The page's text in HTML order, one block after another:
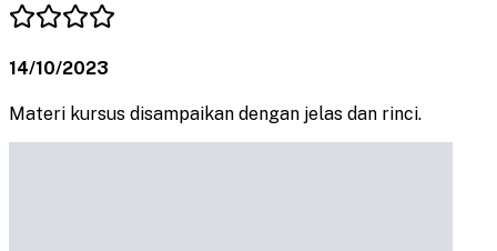
14/10/2023
Materi kursus disampaikan dengan jelas dan rinci.